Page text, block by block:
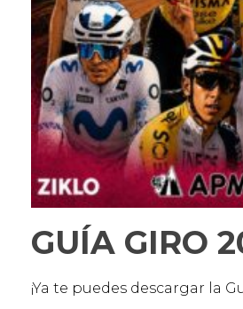
GUÍA GIRO
¡Ya te puedes descargar la